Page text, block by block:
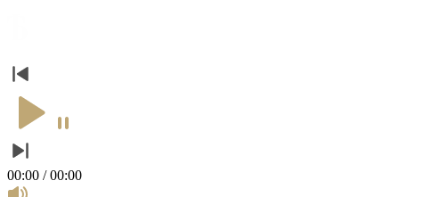
00:00 / 00:00